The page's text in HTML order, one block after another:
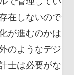
在しないので
が進むのかは
のようなデジ
士は必要がな